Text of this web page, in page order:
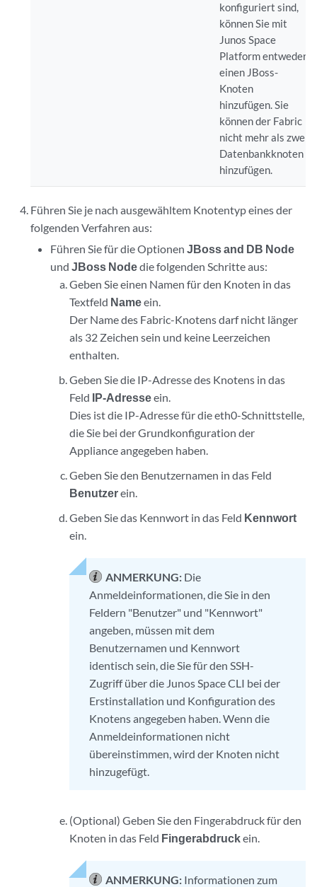
konfiguriert sind,
können Sie mit
Junos Space
Platform entweder
einen JBoss-
Knoten
hinzufügen. Sie
können der Fabric
nicht mehr als zwei
Datenbankknoten
hinzufügen.
Führen Sie je nach ausgewähltem Knotentyp eines der
folgenden Verfahren aus:
Führen Sie für die Optionen JBoss and DB Node
und JBoss Nodedie folgenden Schritte aus:
Geben Sie einen Namen für den Knoten in das
Textfeld Nameein.
Der Name des Fabric-Knotens darf nicht länger
als 32 Zeichen sein und keine Leerzeichen
enthalten.
Geben Sie die IP-Adresse des Knotens in das
Feld IP-Adresseein.
Dies ist die IP-Adresse für die eth0-Schnittstelle,
die Sie bei der Grundkonfiguration der
Appliance angegeben haben.
Geben Sie den Benutzernamen in das Feld
Benutzerein.
Geben Sie das Kennwort in das Feld Kennwort
ein.
ANMERKUNG: Die
Anmeldeinformationen, die Sie in den
Feldern "Benutzer" und "Kennwort"
angeben, müssen mit dem
Benutzernamen und Kennwort
identisch sein, die Sie für den SSH-
Zugriff über die Junos Space CLI bei der
Erstinstallation und Konfiguration des
Knotens angegeben haben. Wenn die
Anmeldeinformationen nicht
übereinstimmen, wird der Knoten nicht
hinzugefügt.
(Optional) Geben Sie den Fingerabdruck für den
Knoten in das Feld Fingerabdruckein.
ANMERKUNG: Informationen zum